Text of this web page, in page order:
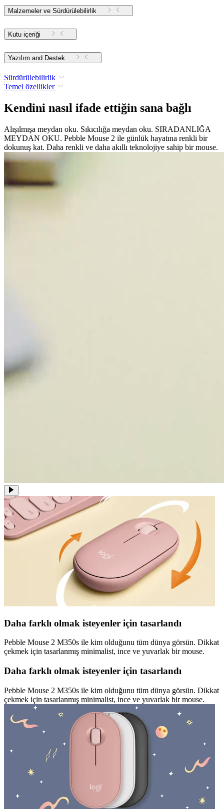
Malzemeler ve Sürdürülebilirlik
Kutu içeriği
Yazılım and Destek
Sürdürülebilirlik
Temel özellikler
Kendini nasıl ifade ettiğin sana bağlı
Alışılmışa meydan oku. Sıkıcılığa meydan oku. SIRADANLIĞA
MEYDAN OKU. Pebble Mouse 2 ile günlük hayatına renkli bir
dokunuş kat. Daha renkli ve daha akıllı teknolojiye sahip bir mouse.
Daha farklı olmak isteyenler için tasarlandı
Pebble Mouse 2 M350s ile kim olduğunu tüm dünya görsün. Dikkat
çekmek için tasarlanmış minimalist, ince ve yuvarlak bir mouse.
Daha farklı olmak isteyenler için tasarlandı
Pebble Mouse 2 M350s ile kim olduğunu tüm dünya görsün. Dikkat
çekmek için tasarlanmış minimalist, ince ve yuvarlak bir mouse.